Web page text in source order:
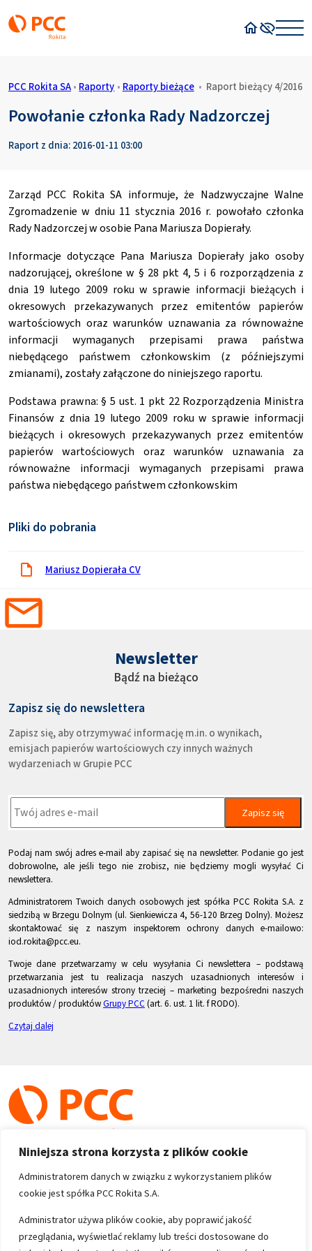
Niniejsza strona korzysta z plików cookie
Administratorem danych w związku z wykorzystaniem plików
cookie jest spółka PCC Rokita S.A.
Administrator używa plików cookie, aby poprawić jakość
przeglądania, wyświetlać reklamy lub treści dostosowane do
PCC Rokita SA • Raporty • Raporty bieżące • Raport bieżący 4/2016
Powołanie członka Rady Nadzorczej
Raport z dnia: 2016-01-11 03:00
Zarząd PCC Rokita SA informuje, że Nadzwyczajne Walne
Zgromadzenie w dniu 11 stycznia 2016 r. powołało członka
Rady Nadzorczej w osobie Pana Mariusza Dopierały.
Informacje dotyczące Pana Mariusza Dopierały jako osoby
nadzorującej, określone w § 28 pkt 4, 5 i 6 rozporządzenia z
dnia 19 lutego 2009 roku w sprawie informacji bieżących i
okresowych przekazywanych przez emitentów papierów
wartościowych oraz warunków uznawania za równoważne
informacji wymaganych przepisami prawa państwa
niebędącego państwem członkowskim (z późniejszymi
zmianami), zostały załączone do niniejszego raportu.
Podstawa prawna: § 5 ust. 1 pkt 22 Rozporządzenia Ministra
Finansów z dnia 19 lutego 2009 roku w sprawie informacji
bieżących i okresowych przekazywanych przez emitentów
papierów wartościowych oraz warunków uznawania za
równoważne informacji wymaganych przepisami prawa
państwa niebędącego państwem członkowskim
Pliki do pobrania
Mariusz Dopierała CV
Newsletter
Bądź na bieżąco
Zapisz się do newslettera
Zapisz się, aby otrzymywać informację m.in. o wynikach,
emisjach papierów wartościowych czy innych ważnych
wydarzeniach w Grupie PCC
Zapisz się
Podaj nam swój adres e-mail aby zapisać się na newsletter. Podanie go jest
dobrowolne, ale jeśli tego nie zrobisz, nie będziemy mogli wysyłać Ci
newslettera.
Administratorem Twoich danych osobowych jest spółka PCC Rokita S.A. z
siedzibą w Brzegu Dolnym (ul. Sienkiewicza 4, 56-120 Brzeg Dolny). Możesz
skontaktować się z naszym inspektorem ochrony danych e-mailowo:
iod.rokita@pcc.eu.
Twoje dane przetwarzamy w celu wysyłania Ci newslettera – podstawą
przetwarzania jest tu realizacja naszych uzasadnionych interesów i
uzasadnionych interesów strony trzeciej – marketing bezpośredni naszych
produktów / produktówGrupy PCC (art. 6. ust. 1 lit. f RODO).
Czytaj dalej
Copyright 1996-2026
Wszystkie prawa zastrzeżone